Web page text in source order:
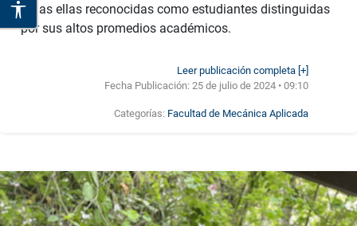
todas ellas reconocidas como estudiantes distinguidas
por sus altos promedios académicos.
Leer publicación completa [+]
Fecha Publicación:25 de julio de 2024 • 09:10
Categorías: Facultad de Mecánica Aplicada